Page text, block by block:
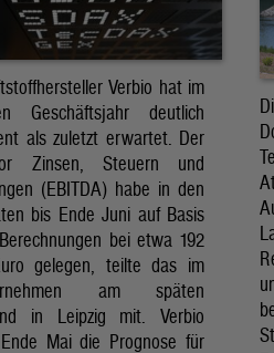
Verbio hat im
Geschäftsjahr deutlich
als zuletzt erwartet. Der
Zinsen, Steuern und
(EBITDA) habe in den
bis Ende Juni auf Basis
bei etwa 192
gelegen, teilte das im
am späten
in Leipzig mit. Verbio
Mai die Prognose für